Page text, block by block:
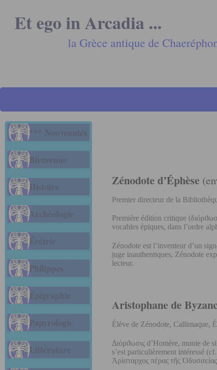
Et ego in Arcadia ...
la Grèce antique de
*** Nouveautés
Bienvenue
Histoire
Archéologie
Érétrie
Philippes
Épigraphie
Papyrologie
Littérature
Zénodote d’Éphèse
Premier directeur de la
Première édition critique
vocables épiques, dans l’ordre
Zénodote est l’inventeur d’un
juge inauthentiques, Zénodote
lecteur.
Aristophane de
Élève de Zénodote, Callimaque,
Διόρϑωσις d’Homère, munie de
s’est particulièrement intéressé
Ἀρίσταρχος πέρας τῆς